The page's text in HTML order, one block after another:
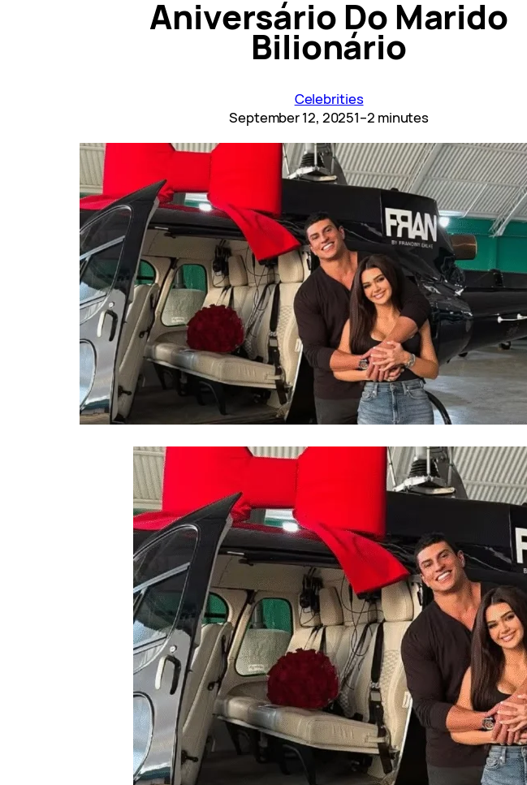
Aniversário Do Marido
Bilionário
Celebrities
September 12, 20251–2 minutes